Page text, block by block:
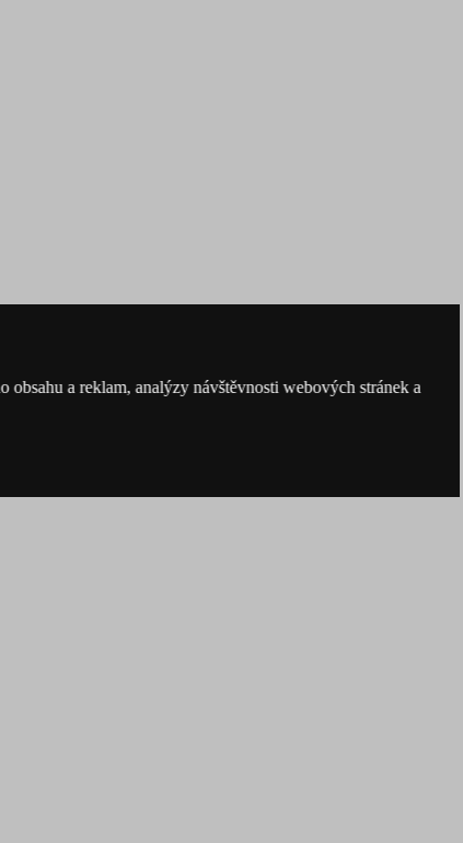
a reklam, analýzy návštěvnosti webových stránek a